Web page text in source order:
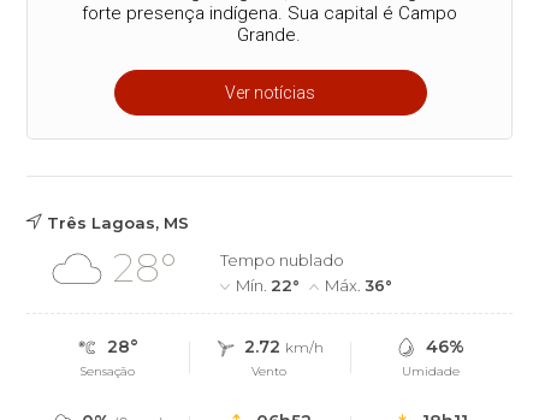
forte presença indígena. Sua capital é Campo
Grande.
Ver notícias
Três Lagoas, MS
28°
Tempo nublado
Mín. 22° Máx.36°
28°
Sensação
2.72 km/h
Vento
46%
Umidade